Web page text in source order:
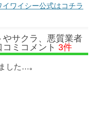
ワイシー公式はコチラ
サクラ、悪質業者
ミコメント 3件
した…｡